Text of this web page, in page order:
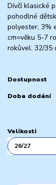
Dívčí klasické
pohodlné
polyester, 3%
cm=věku 5-7
rokůvel. 32/35
Dostupnost
Doba dodání
Velikosti